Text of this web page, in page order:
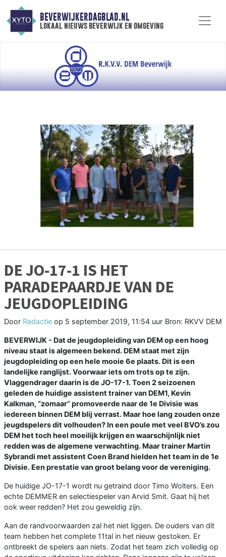
BEVERWIJKERDAGBLAD.NL
lokaal nieuws beverwijk en omgeving
DE JO-17-1 IS HET
PARADEPAARDJE VAN DE
JEUGDOPLEIDING
Door Redactie op 5 september 2019, 11:54 uur Bron: RKVV DEM
BEVERWIJK - Dat de jeugdopleiding van DEM op een hoog
niveau staat is algemeen bekend. DEM staat met zijn
jeugdopleiding op een hele mooie 6e plaats. Dit is een
landelijke ranglijst. Voorwaar iets om trots op te zijn.
Vlaggendrager daarin is de JO-17-1. Toen 2 seizoenen
geleden de huidige assistent trainer van DEM1, Kevin
Kalkman, “zomaar” promoveerde naar de 1e Divisie was
iedereen binnen DEM blij verrast. Maar hoe lang zouden onze
jeugdspelers dit volhouden? In een poule met veel BVO’s zou
DEM het toch heel moeilijk krijgen en waarschijnlijk niet
redden was de algemene verwachting. Maar trainer Martin
Sybrandi met assistent Coen Brand hielden het team in de 1e
Divisie. Een prestatie van groot belang voor de vereniging.
De huidige JO-17-1 wordt nu getraind door Timo Wolters. Een
echte DEMMER en selectiespeler van Arvid Smit. Gaat hij het
ook weer redden? Het zou geweldig zijn.
Aan de randvoorwaarden zal het niet liggen. De ouders van dit
team hebben het complete 11tal in het nieuw gestoken. Er
ontbreekt de spelers aan niets. Zodat het team zich volledig op